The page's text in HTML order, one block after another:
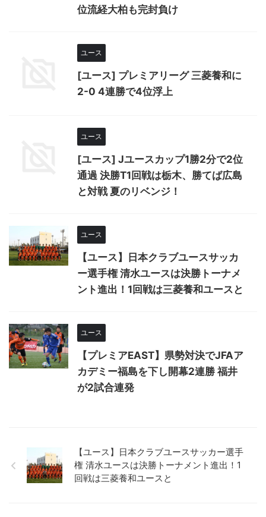
位流経大柏も完封負け
ユース
[ユース] プレミアリーグ 三菱養和に
2-0 4連勝で4位浮上
ユース
[ユース] Jユースカップ1勝2分で2位
通過 決勝T1回戦は栃木、勝てば広島
と対戦 夏のリベンジ！
ユース
【ユース】日本クラブユースサッカ
ー選手権 清水ユースは決勝トーナメ
ント進出！1回戦は三菱養和ユースと
ユース
【プレミアEAST】県勢対決でJFAア
カデミー福島を下し開幕2連勝 福井
が2試合連発
【ユース】日本クラブユースサッカー選手
権 清水ユースは決勝トーナメント進出！1
回戦は三菱養和ユースと